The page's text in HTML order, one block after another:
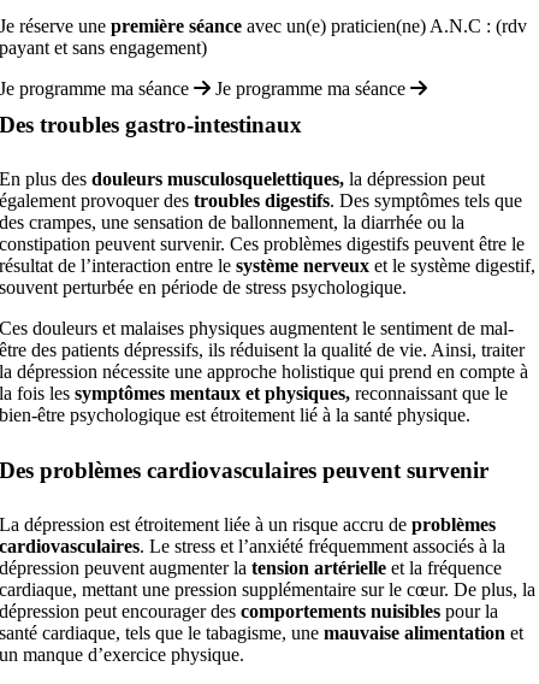
Je réserve unepremière séance avec un(e) praticien(ne) A.N.C : (rdv
payant et sans engagement)
Je programme ma séance
Je programme ma séance
Des troubles gastro-intestinaux
En plus des douleurs musculosquelettiques,la dépression peut
également provoquer destroubles digestifs. Des symptômes tels que
des crampes, une sensation de ballonnement, la diarrhée ou la
constipation peuvent survenir. Ces problèmes digestifs peuvent être le
résultat de l’interaction entre lesystème nerveux et le système digestif,
souvent perturbée en période de stress psychologique.
Ces douleurs et malaises physiques augmentent le sentiment de mal-
être des patients dépressifs, ils réduisent la qualité de vie. Ainsi, traiter
la dépression nécessite une approche holistique qui prend en compte à
la fois lessymptômes mentaux et physiques,reconnaissant que le
bien-être psychologique est étroitement lié à la santé physique.
Des problèmes cardiovasculaires peuvent survenir
La dépression est étroitement liée à un risque accru de problèmes
cardiovasculaires. Le stress et l’anxiété fréquemment associés à la
dépression peuvent augmenter latension artérielle et la fréquence
cardiaque, mettant une pression supplémentaire sur le cœur. De plus, la
dépression peut encourager descomportements nuisibles pour la
santé cardiaque, tels que le tabagisme, unemauvaise alimentationet
un manque d’exercice physique.